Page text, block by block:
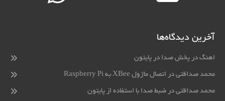
آخرین دیدگاه‌ها
اهنگ در پخش صدا در پایتون
محمد صداقتی در اتصال ماژول XBee به Raspberry Pi
محمد صداقتی در ضبط صدا با استفاده از پایتون